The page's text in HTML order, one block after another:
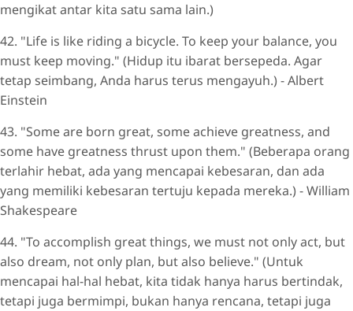
mengikat antar kita satu sama lain.)
42. "Life is like riding a bicycle. To keep your balance, you
must keep moving." (Hidup itu ibarat bersepeda. Agar
tetap seimbang, Anda harus terus mengayuh.) - Albert
Einstein
43. "Some are born great, some achieve greatness, and
some have greatness thrust upon them." (Beberapa orang
terlahir hebat, ada yang mencapai kebesaran, dan ada
yang memiliki kebesaran tertuju kepada mereka.) - William
Shakespeare
44. "To accomplish great things, we must not only act, but
also dream, not only plan, but also believe." (Untuk
mencapai hal-hal hebat, kita tidak hanya harus bertindak,
tetapi juga bermimpi, bukan hanya rencana, tetapi juga